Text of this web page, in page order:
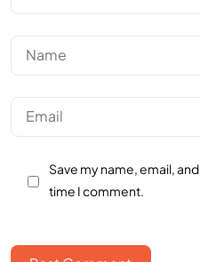
Save my name, email,
time I comment.